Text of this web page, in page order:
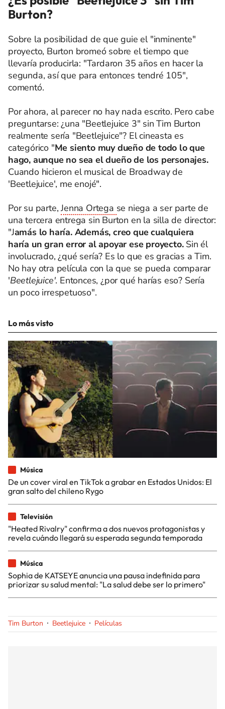
Burton?
Sobre la posibilidad de que guie el "inminente"
proyecto, Burton bromeó sobre el tiempo que
llevaría producirla: "Tardaron 35 años en hacer la
segunda, así que para entonces tendré 105",
comentó.
Por ahora, al parecer no hay nada escrito. Pero cabe
preguntarse: ¿una "Beetlejuice 3" sin Tim Burton
realmente sería "Beetlejuice"? El cineasta es
categórico "Me siento muy dueño de todo lo que
hago, aunque no sea el dueño de los personajes.
Cuando hicieron el musical de Broadway de
'Beetlejuice', me enojé".
Por su parte,Jenna Ortega se niega a ser parte de
una tercera entrega sin Burton en la silla de director:
"Jamás lo haría. Además, creo que cualquiera
haría un gran error al apoyar ese proyecto. Sin él
involucrado, ¿qué sería? Es lo que es gracias a Tim.
No hay otra película con la que se pueda comparar
'Beetlejuice'. Entonces, ¿por qué harías eso? Sería
un poco irrespetuoso".
Lo más visto
Música
De un cover viral en TikTok a grabar en Estados Unidos: El
gran salto del chileno Rygo
Televisión
"Heated Rivalry" confirma a dos nuevos protagonistas y
revela cuándo llegará su esperada segunda temporada
Música
Sophia de KATSEYE anuncia una pausa indefinida para
priorizar su salud mental: "La salud debe ser lo primero"
Tim Burton Beetlejuice Películas